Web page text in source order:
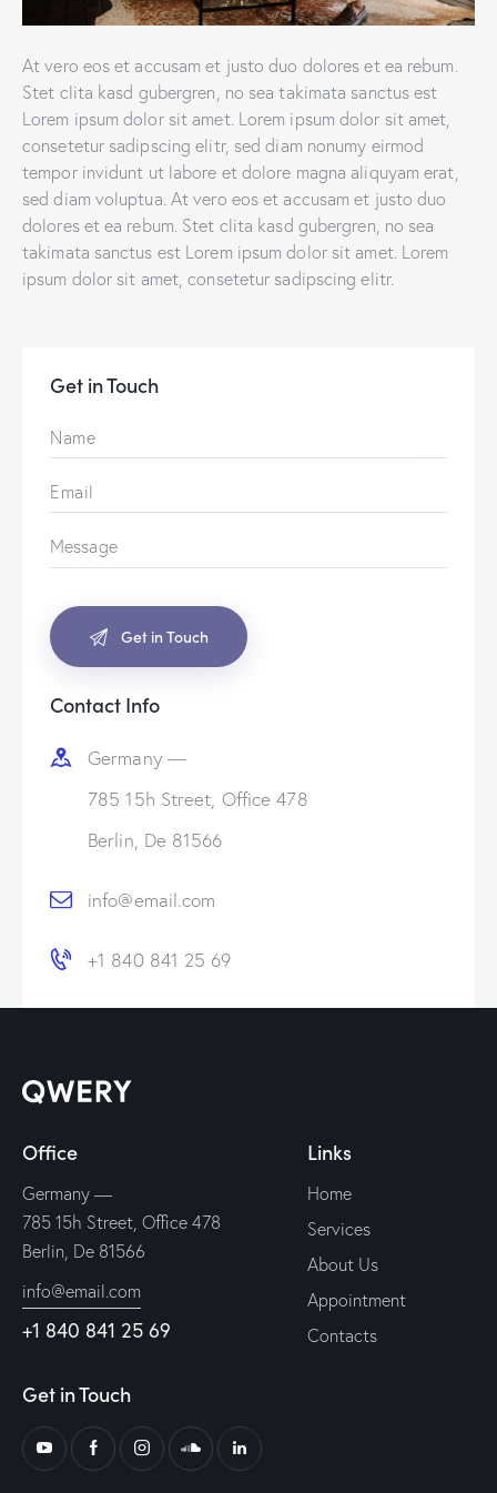
At vero eos et accusam et justo duo dolores et ea rebum.
Stet clita kasd gubergren, no sea takimata sanctus est
Lorem ipsum dolor sit amet. Lorem ipsum dolor sit amet,
consetetur sadipscing elitr, sed diam nonumy eirmod
tempor invidunt ut labore et dolore magna aliquyam erat,
sed diam voluptua. At vero eos et accusam et justo duo
dolores et ea rebum. Stet clita kasd gubergren, no sea
takimata sanctus est Lorem ipsum dolor sit amet. Lorem
ipsum dolor sit amet, consetetur sadipscing elitr.
Get in Touch
Contact Info
Germany —
785 15h Street, Office 478
Berlin, De 81566
info@email.com
+1 840 841 25 69
Office
Germany —
785 15h Street, Office 478
Berlin, De 81566
info@email.com
+1 840 841 25 69
Links
Home
Services
About Us
Appointment
Contacts
Get in Touch